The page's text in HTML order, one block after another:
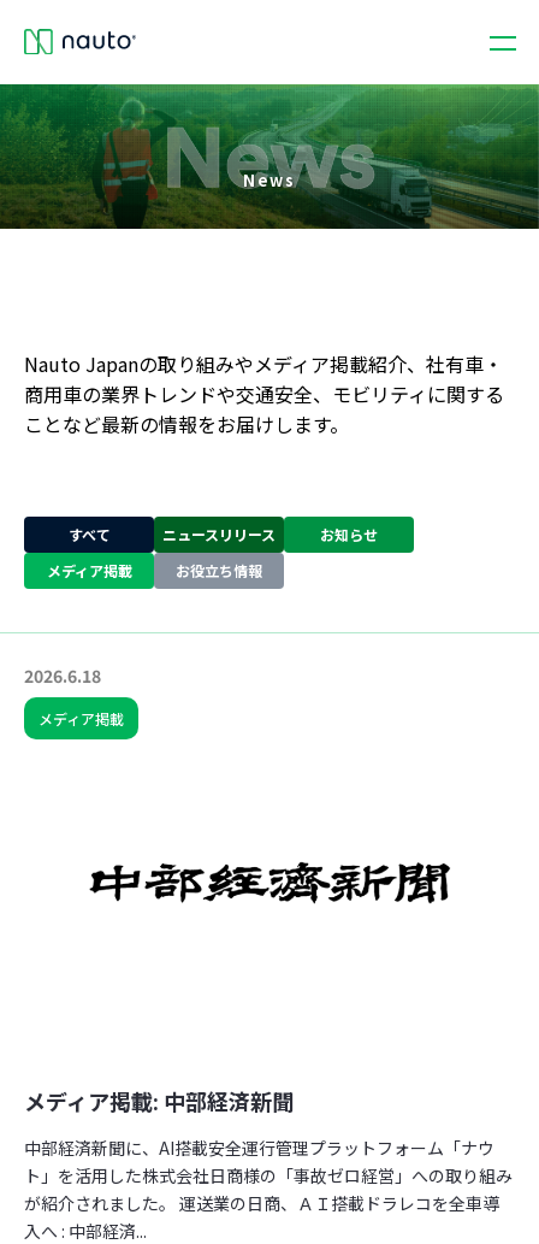
News
Nauto Japanの取り組みやメディア掲載紹介、社有車・
商用車の業界トレンドや交通安全、モビリティに関する
ことなど最新の情報をお届けします。
すべて ニュースリリース
お知らせ
メディア掲載
お役立ち情報
2026.6.18
メディア掲載
メディア掲載: 中部経済新聞
中部経済新聞に、AI搭載安全運行管理プラットフォーム「ナウ
ト」を活用した株式会社日商様の「事故ゼロ経営」への取り組み
が紹介されました。 運送業の日商、ＡＩ搭載ドラレコを全車導
入へ : 中部経済...